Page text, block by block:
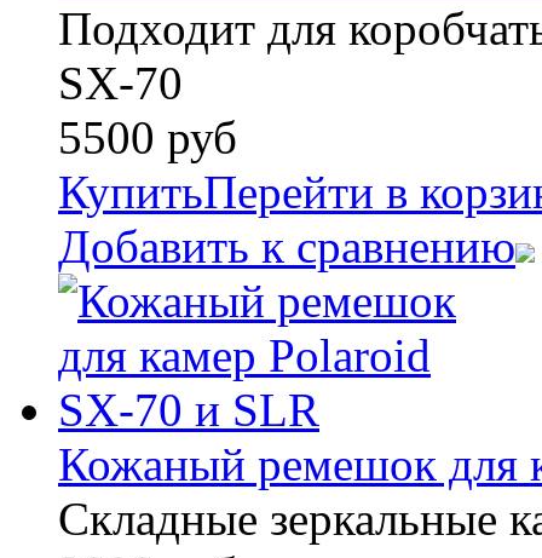
Подходит для
SX-70
5500 руб
КупитьПерейти в
Добавить к сравнению
Кожаный ремешок для
Складные зеркальные